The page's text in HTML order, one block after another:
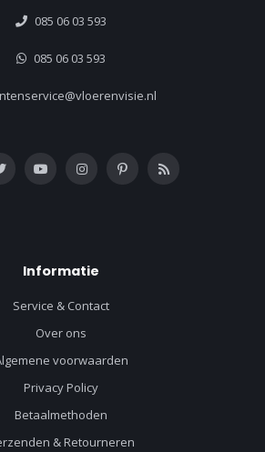
085 06 03 593
085 06 03 593
Informatie
Service & Contact
Over ons
voorwaarden
Privacy Policy
Betaalmethoden
& Retourneren